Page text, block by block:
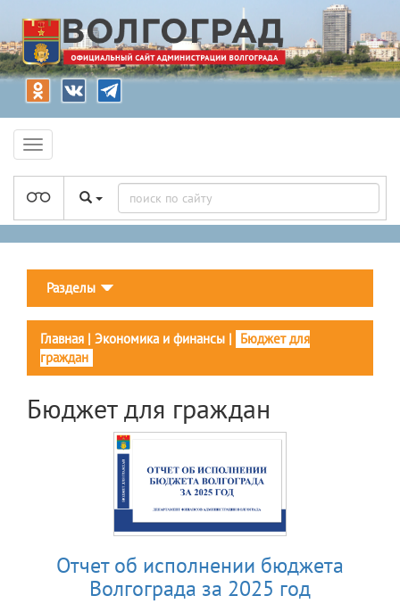
Разделы
Главная | Экономика и финансы | Бюджет для
граждан
Бюджет для граждан
Отчет об исполнении бюджета
Волгограда за 2025 год